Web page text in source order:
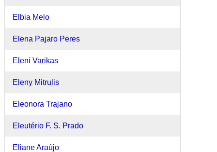
Elbia Melo
Elena Pajaro Peres
Eleni Varikas
Eleny Mitrulis
Eleonora Trajano
Eleutério F. S. Prado
Eliane Araújo